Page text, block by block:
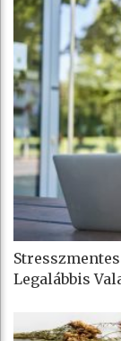
Legalábbis